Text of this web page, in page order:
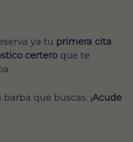
ya tu primera cita
certeroque te
que buscas. ¡Acude